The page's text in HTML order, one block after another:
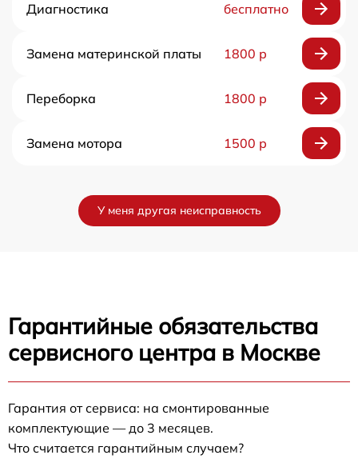
Диагностика бесплатно
Замена материнской платы 1800 р
Переборка 1800 р
Замена мотора 1500 р
У меня другая неисправность
Гарантийные обязательства
сервисного центра в Москве
Гарантия от сервиса: на смонтированные
комплектующие — до 3 месяцев.
Что считается гарантийным случаем?